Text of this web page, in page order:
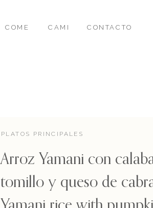
CONTACTO
COME CAMI
Arroz Yamani con
tomillo y queso de
Yamani rice with
PLATOS PRINCIPALES